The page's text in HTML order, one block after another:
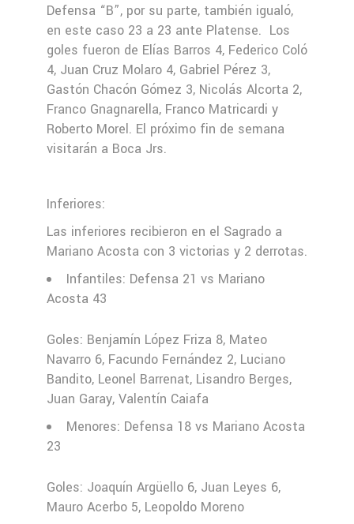
Defensa “B”, por su parte, también igualó,
en este caso 23 a 23 ante Platense. Los
goles fueron de Elías Barros 4, Federico Coló
4, Juan Cruz Molaro 4, Gabriel Pérez 3,
Gastón Chacón Gómez 3, Nicolás Alcorta 2,
Franco Gnagnarella, Franco Matricardi y
Roberto Morel. El próximo fin de semana
visitarán a Boca Jrs.
Inferiores:
Las inferiores recibieron en el Sagrado a
Mariano Acosta con 3 victorias y 2 derrotas.
Infantiles: Defensa 21 vs Mariano
Acosta 43
Goles: Benjamín López Friza 8, Mateo
Navarro 6, Facundo Fernández 2, Luciano
Bandito, Leonel Barrenat, Lisandro Berges,
Juan Garay, Valentín Caiafa
Menores: Defensa 18 vs Mariano Acosta
23
Goles: Joaquín Argüello 6, Juan Leyes 6,
Mauro Acerbo 5, Leopoldo Moreno